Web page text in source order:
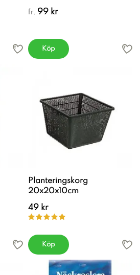
fr. 99 kr
Köp
Planteringskorg
20x20x10cm
49 kr
Köp